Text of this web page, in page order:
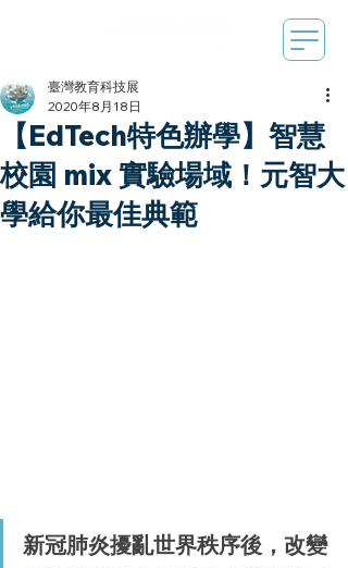
【EdTech特色辦學】智慧
校園 mix 實驗場域！元智大
學給你最佳典範
臺灣教育科技展
2020年8月18日
新冠肺炎擾亂世界秩序後，改變